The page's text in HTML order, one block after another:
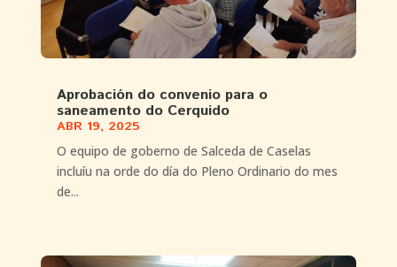
Aprobación do convenio para o
saneamento do Cerquido
ABR 19, 2025
O equipo de goberno de Salceda de Caselas
incluíu na orde do día do Pleno Ordinario do mes
de...